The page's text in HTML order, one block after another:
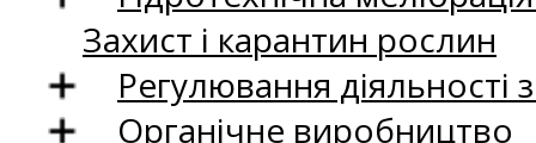
Захист і карантин рослин
Регулювання
Органічне виробництво